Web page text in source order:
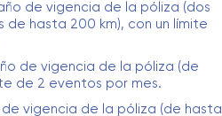
de vigencia de la póliza (dos
de hasta 200 km), con un límite
de vigencia de la póliza (de
de 2 eventos por mes.
vigencia de la póliza (de hasta